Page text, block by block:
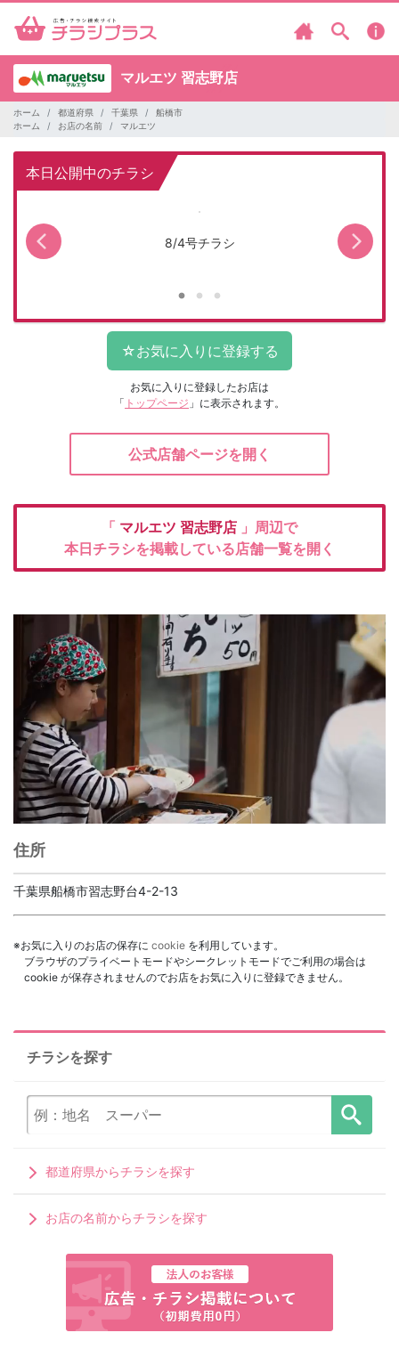
マルエツ 習志野店
ホーム 都道府県 千葉県
船橋市
ホーム
お店の名前 マルエツ
本日公開中のチラシ
8/4号チラシ
お気に入りに登録したお店は
「 トップページ 」に表示されます。
公式店舗ページを開く
「 マルエツ 習志野店 」周辺で
本日チラシを掲載している店舗一覧を開く
住所
千葉県船橋市習志野台4-2-13
※お気に入りのお店の保存に cookie を利用しています。
ブラウザのプライベートモードやシークレットモードでご利用の場合は
cookie が保存されませんのでお店をお気に入りに登録できません。
チラシを探す
都道府県からチラシを探す
お店の名前からチラシを探す